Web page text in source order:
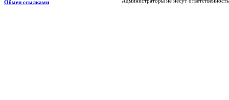
Обмен ссылками